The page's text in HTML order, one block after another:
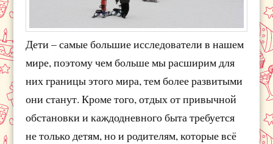
Дети – самые большие исследователи в нашем
мире, поэтому чем больше мы расширим для
них границы этого мира, тем более развитыми
они станут. Кроме того, отдых от привычной
обстановки и каждодневного быта требуется
не только детям, но и родителям, которые всё